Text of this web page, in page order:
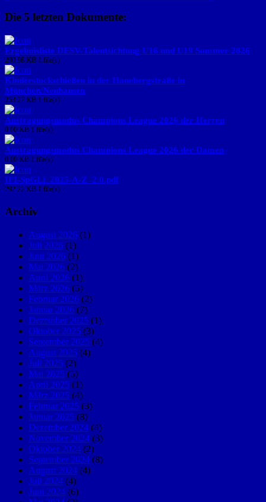
Die 5 letzten Dokumente:
Ergebnisliste DESV-Talentsichtung U16 und U19 Sommer 2026
290.98 KB 1 file(s)
Kinderstockschießen in der Hanebergstraße in
München/Neuhausen
253.27 KB 1 file(s)
Austragungsmodus Champions League 2026 der Herren
0.00 KB 1 file(s)
Austragungsmodus Champions League 2026 der Damen
0.00 KB 1 file(s)
IFI-SpGLi_2025-A-Z_2.0.pdf
292.22 KB 1 file(s)
Archiv
August 2026 (1)
Juli 2026 (1)
Juni 2026 (1)
Mai 2026 (2)
April 2026 (1)
März 2026 (5)
Februar 2026 (2)
Januar 2026 (7)
Dezember 2025 (1)
Oktober 2025 (3)
September 2025 (4)
August 2025 (4)
Juli 2025 (2)
Mai 2025 (5)
April 2025 (1)
März 2025 (4)
Februar 2025 (3)
Januar 2025 (8)
Dezember 2024 (4)
November 2024 (3)
Oktober 2024 (2)
September 2024 (8)
August 2024 (4)
Juli 2024 (4)
Juni 2024 (6)